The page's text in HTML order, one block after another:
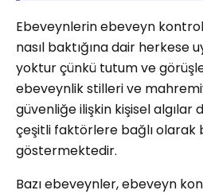
Ebeveynlerin ebeveyn
nasıl baktığına dair herkese
yoktur çünkü tutum ve
ebeveynlik stilleri ve
güvenliğe ilişkin kişisel algılar
çeşitli faktörlere bağlı olarak
göstermektedir.
Bazı ebeveynler, ebeveyn